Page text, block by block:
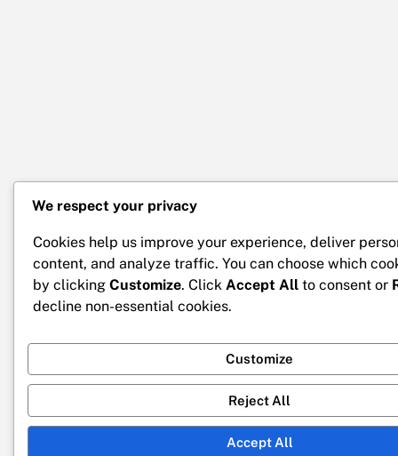
We respect your privacy
Cookies help us improve your experience, deliver
content, and analyze traffic. You can choose which
by clicking Customize. Click Accept All to consent or
decline non-essential cookies.
Customize
Reject All
Accept All